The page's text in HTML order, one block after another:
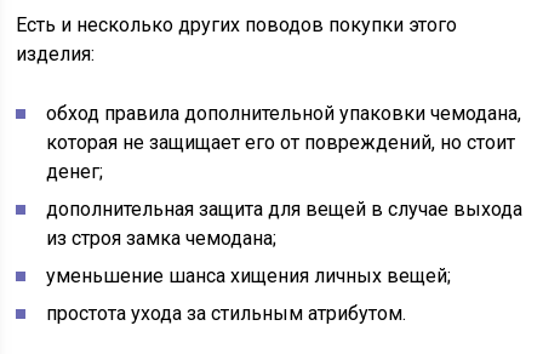
Есть и несколько других поводов покупки этого
изделия:
обход правила дополнительной упаковки чемодана,
которая не защищает его от повреждений, но стоит
денег;
дополнительная защита для вещей в случае выхода
из строя замка чемодана;
уменьшение шанса хищения личных вещей;
простота ухода за стильным атрибутом.